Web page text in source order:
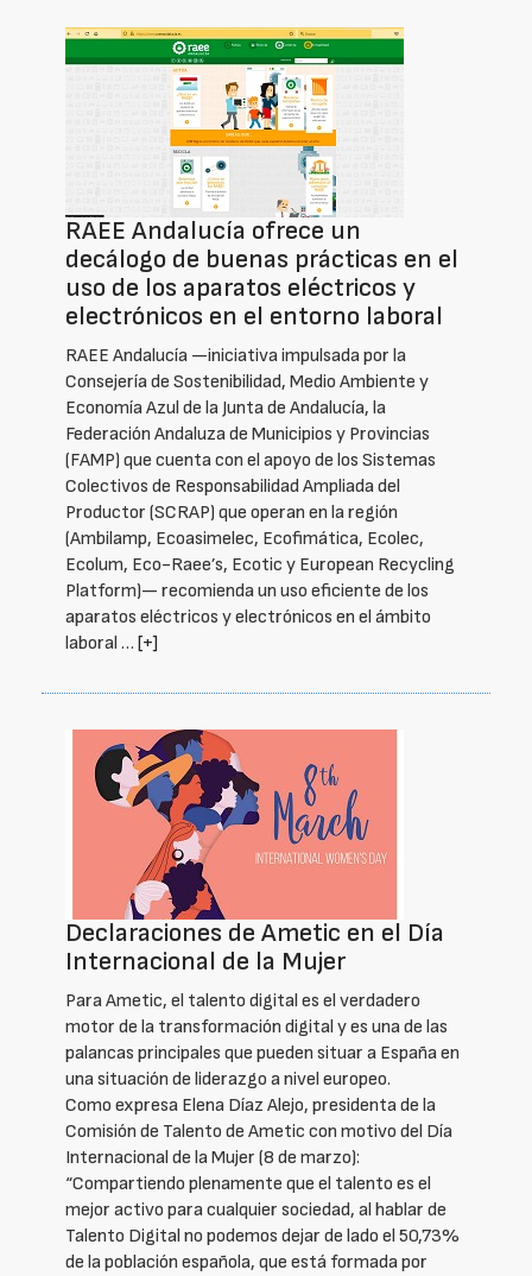
RAEE Andalucía ofrece un
decálogo de buenas prácticas en el
uso de los aparatos eléctricos y
electrónicos en el entorno laboral
RAEE Andalucía —iniciativa impulsada por la
Consejería de Sostenibilidad, Medio Ambiente y
Economía Azul de la Junta de Andalucía, la
Federación Andaluza de Municipios y Provincias
(FAMP) que cuenta con el apoyo de los Sistemas
Colectivos de Responsabilidad Ampliada del
Productor (SCRAP) que operan en la región
(Ambilamp, Ecoasimelec, Ecofimática, Ecolec,
Ecolum, Eco-Raee’s, Ecotic y European Recycling
Platform)— recomienda un uso eficiente de los
aparatos eléctricos y electrónicos en el ámbito
laboral … [+]
Declaraciones de Ametic en el Día
Internacional de la Mujer
Para Ametic, el talento digital es el verdadero
motor de la transformación digital y es una de las
palancas principales que pueden situar a España en
una situación de liderazgo a nivel europeo.
Como expresa Elena Díaz Alejo, presidenta de la
Comisión de Talento de Ametic con motivo del Día
Internacional de la Mujer (8 de marzo):
“Compartiendo plenamente que el talento es el
mejor activo para cualquier sociedad, al hablar de
Talento Digital no podemos dejar de lado el 50,73%
de la población española, que está formada por